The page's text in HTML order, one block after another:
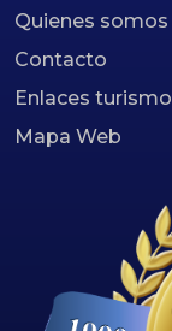
Quienes somos
Contacto
Enlaces turismo
Mapa Web